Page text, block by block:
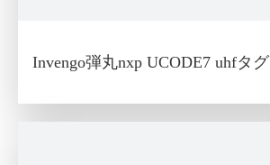
Invengo弾丸nxp UCODE7 uhfタグ